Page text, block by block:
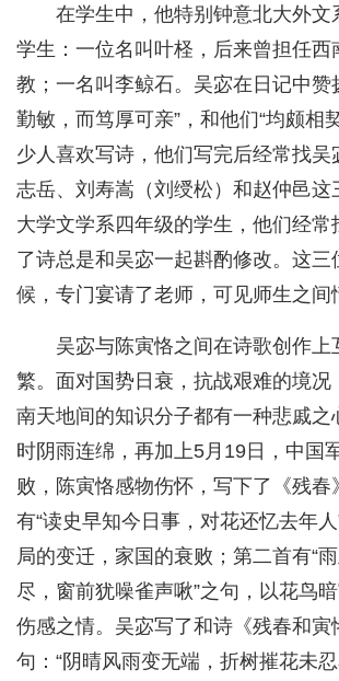
在学生中，他特别钟意北大外文
学生：一位名叫叶柽，后来曾担任西
教；一名叫李鲸石。吴宓在日记中赞
勤敏，而笃厚可亲”，和他们“均颇相
少人喜欢写诗，他们写完后经常找吴
志岳、刘寿嵩（刘绶松）和赵仲邑这
大学文学系四年级的学生，他们经常
了诗总是和吴宓一起斟酌修改。这三
候，专门宴请了老师，可见师生之间
吴宓与陈寅恪之间在诗歌创作上
繁。面对国势日衰，抗战艰难的境况
南天地间的知识分子都有一种悲戚之
时阴雨连绵，再加上5月19日，中国
败，陈寅恪感物伤怀，写下了《残春
有“读史早知今日事，对花还忆去年
局的变迁，家国的衰败；第二首有“
尽，窗前犹噪雀声啾”之句，以花鸟
伤感之情。吴宓写了和诗《残春和寅
句：“阴晴风雨变无端，折树摧花未